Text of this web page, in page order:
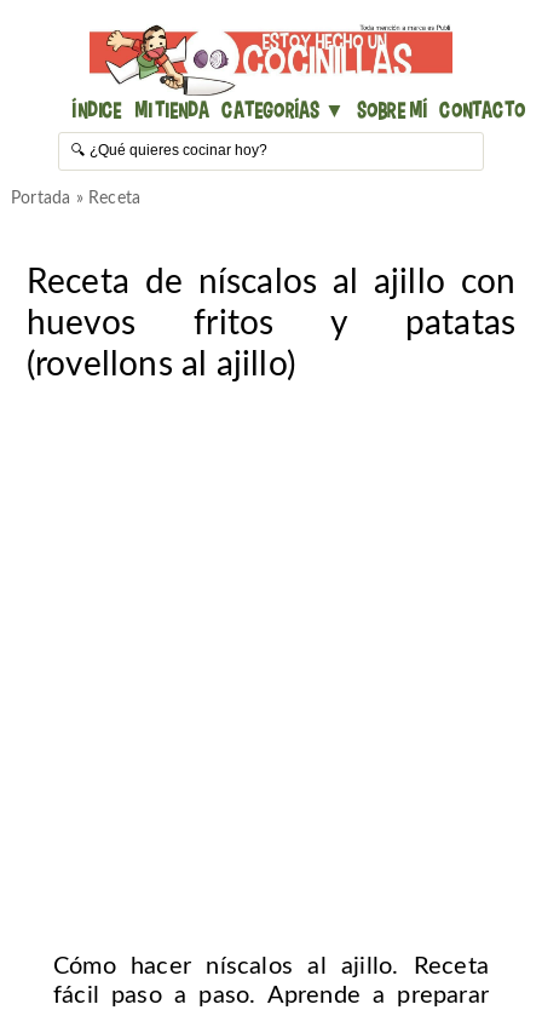
Índice Mi Tienda Categorías ▼ Sobre mí Contacto
Portada » Receta
Receta de níscalos al ajillo con
huevos fritos y patatas
(rovellons al ajillo)
Cómo hacer níscalos al ajillo. Receta
fácil paso a paso. Aprende a preparar